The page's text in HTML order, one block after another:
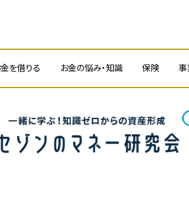
を借りる お金の悩み・知識 保険